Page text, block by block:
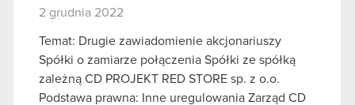
2 grudnia 2022
Temat: Drugie zawiadomienie akcjonariuszy
Spółki o zamiarze połączenia Spółki ze spółką
zależną CD PROJEKT RED STORE sp. z o.o.
Podstawa prawna: Inne uregulowania Zarząd CD